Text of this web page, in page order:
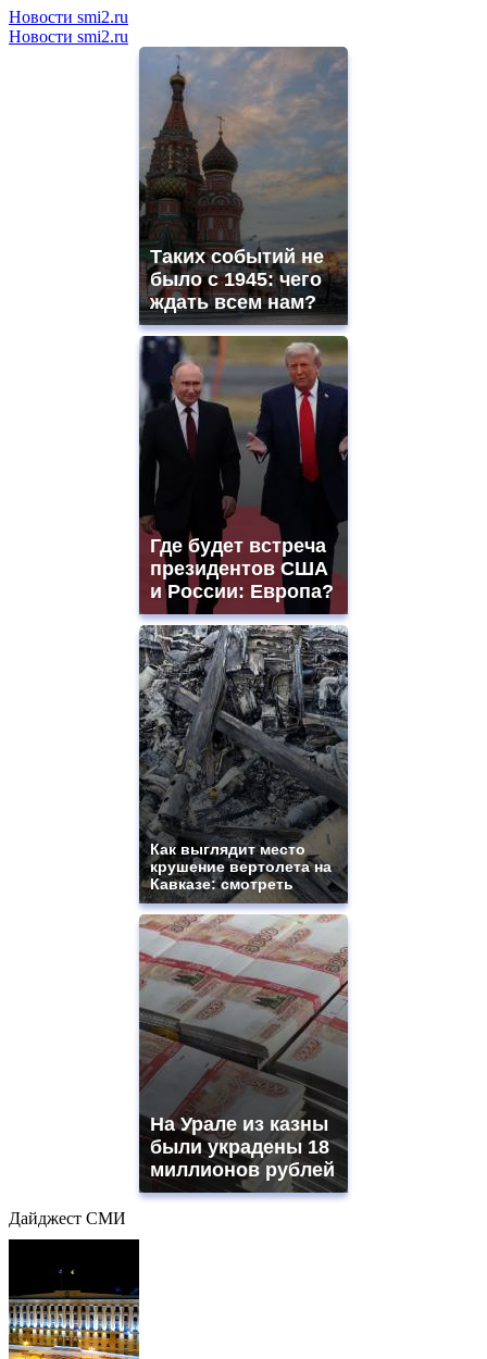
Новости smi2.ru
Новости smi2.ru
Таких событий не
было с 1945: чего
ждать всем нам?
Где будет встреча
президентов США
и России: Европа?
Как выглядит место
крушение вертолета на
Кавказе: смотреть
На Урале из казны
были украдены 18
миллионов рублей
Дайджест СМИ